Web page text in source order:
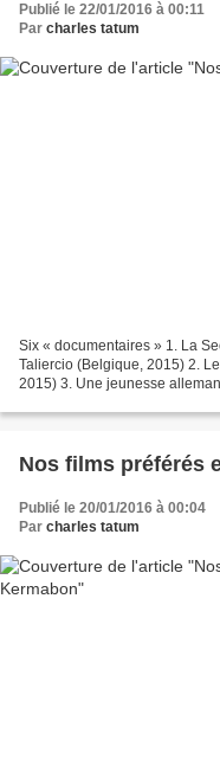
Publié le 22/01/2016 à 00:11
Par charles tatum
Six « documentaires » 1. La
Taliercio (Belgique, 2015) 2.
2015) 3. Une jeunesse
Nos films préférés
Publié le 20/01/2016 à 00:04
Par charles tatum